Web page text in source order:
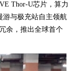
Thor-U芯片，算力
游与极充站自主领航
余，推出全球首个